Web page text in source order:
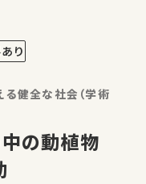
しています。…
り
健全な社会（学術